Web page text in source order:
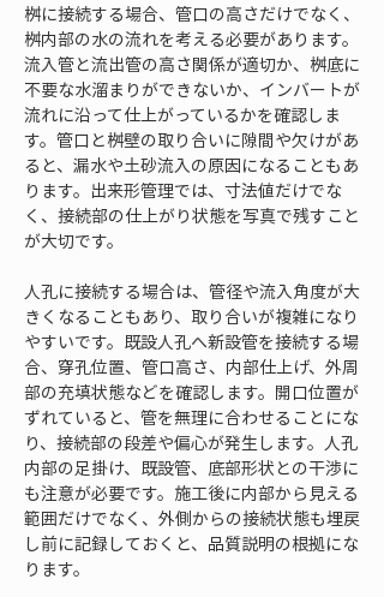
桝に接続する場合、管口の高さだけでなく、
桝内部の水の流れを考える必要があります。
流入管と流出管の高さ関係が適切か、桝底に
不要な水溜まりができないか、インバートが
流れに沿って仕上がっているかを確認しま
す。管口と桝壁の取り合いに隙間や欠けがあ
ると、漏水や土砂流入の原因になることもあ
ります。出来形管理では、寸法値だけでな
く、接続部の仕上がり状態を写真で残すこと
が大切です。
人孔に接続する場合は、管径や流入角度が大
きくなることもあり、取り合いが複雑になり
やすいです。既設人孔へ新設管を接続する場
合、穿孔位置、管口高さ、内部仕上げ、外周
部の充填状態などを確認します。開口位置が
ずれていると、管を無理に合わせることにな
り、接続部の段差や偏心が発生します。人孔
内部の足掛け、既設管、底部形状との干渉に
も注意が必要です。施工後に内部から見える
範囲だけでなく、外側からの接続状態も埋戻
し前に記録しておくと、品質説明の根拠にな
ります。